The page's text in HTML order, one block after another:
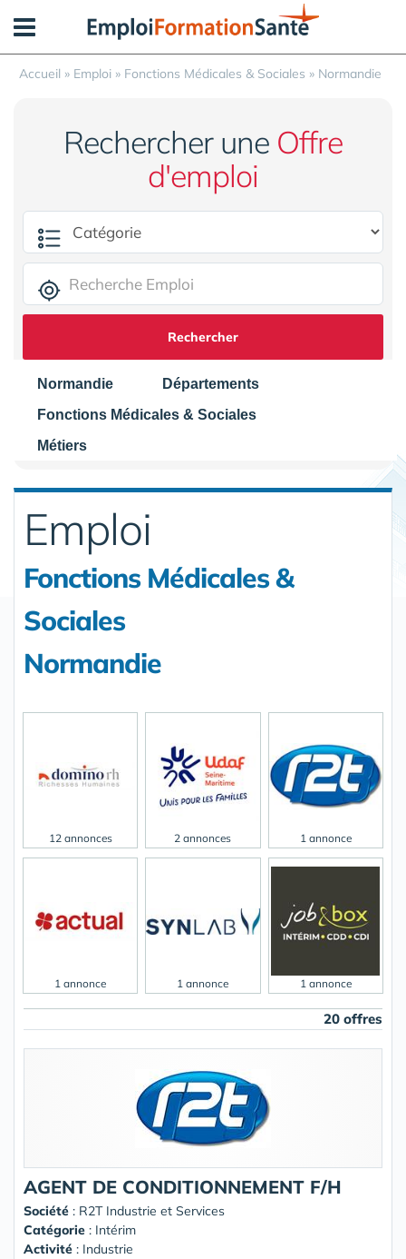
Accueil » Emploi » Fonctions Médicales & Sociales » Normandie
Rechercher une Offre
d'emploi
Rechercher
Normandie
Départements
Fonctions Médicales & Sociales
Métiers
Emploi
Fonctions Médicales &
Sociales
Normandie
12 annonces 2 annonces 1 annonce
1 annonce 1 annonce 1 annonce
20 offres
AGENT DE CONDITIONNEMENT F/H
Société : R2T Industrie et Services
Catégorie : Intérim
Activité : Industrie